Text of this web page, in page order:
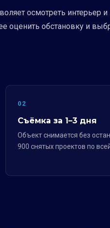
осмотреть
оценить обстановку и
02
Съёмка за 1–3 дня
Объект снимается без
900 снятых проектов по